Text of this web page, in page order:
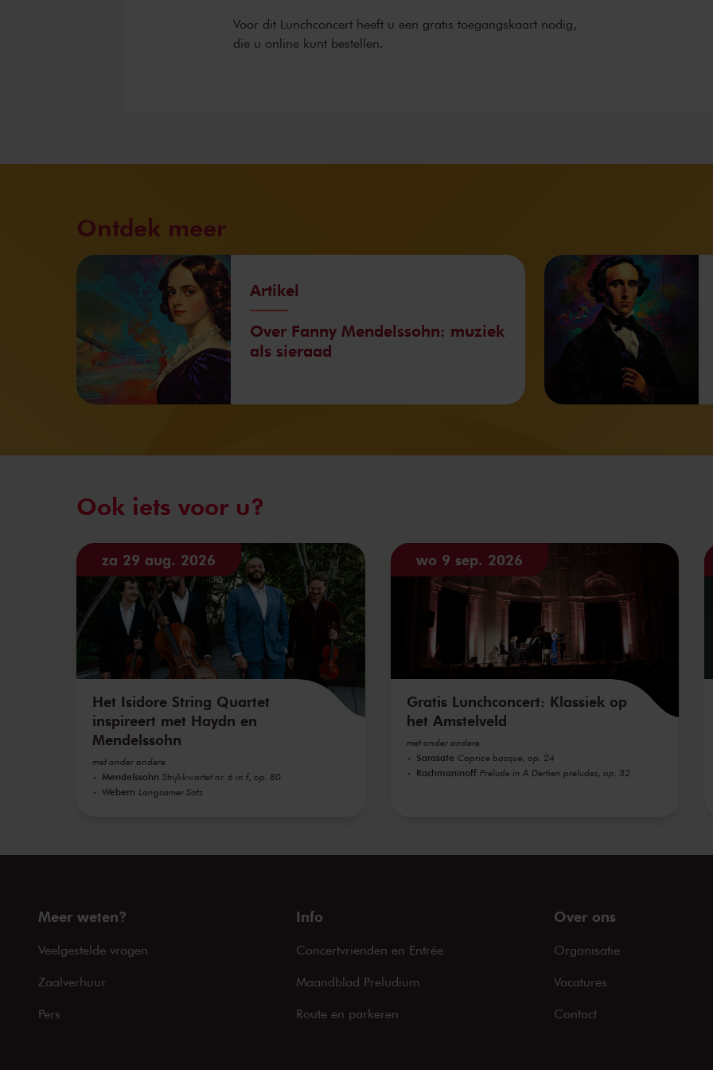
Voor dit Lunchconcert heeft u een gratis toegangskaart nodig,
die u online kunt bestellen.
Ontdek meer
Artikel
Over Fanny Mendelssohn: muziek
als sieraad
Ook iets voor u?
za 29 aug. 2026
Het Isidore String Quartet
inspireert met Haydn en
Mendelssohn
met onder andere
Mendelssohn Strijkkwartet nr. 6 in f, op. 80
Webern Langsamer Satz
wo 9 sep. 2026
Gratis Lunchconcert: Klassiek op
het Amstelveld
met onder andere
Sarasate Caprice basque, op. 24
Rachmaninoff Prelude in A Dertien preludes, op. 32
Meer weten?
Veelgestelde vragen
Zaalverhuur
Pers
Info
Concertvrienden en Entrée
Maandblad Preludium
Route en parkeren
Over ons
Organisatie
Vacatures
Contact